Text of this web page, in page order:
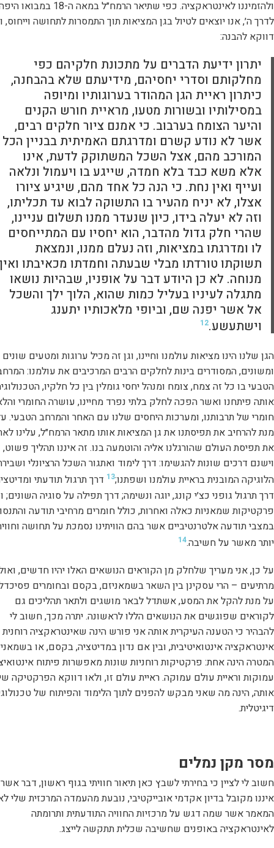
ולהזמיננו לאינטראקציה. כפי שתיאר הרמח״ל במאה ה-18 במבואו
לדרך ה׳, אנו יוצאים לטיול בגן המציאות תוך התמסרות לתחושה וייחוס,
דווקא להבנה:
יתרון ידיעת הדברים על מתכונת חלקיהם כפי
מחלקותם וסדרי יחסיהם, מידיעתם שלא בהבחנה,
כיתרון ראיית הגן המהודר בערוגותיו ומיופה
במסילותיו ובשורות מטעו, מראיית חורש הקנים
והיער הצומח בערבוב. כי אמנם ציור חלקים רבים,
אשר לא נודע קשרם ומדרגתם האמיתית בבניין הכל
המורכב מהם, אצל השכל המשתוקק לדעת, אינו
אלא משא כבד בלא חמדה, שייגע בו ויעמול ונלאה
ועייף ואין נחת. כי הנה כל אחד מהם, שיגיע ציורו
אצלו, לא יניח מהעיר בו התשוקה לבוא עד תכליתו,
וזה לא יעלה בידו, כיון שנעדר ממנו תשלום עניינו,
שהרי חלק גדול מהדבר, הוא יחסיו עם המתייחסים
לו ומדרגתו במציאות, וזה נעלם ממנו, ונמצאת
תשוקתו טורדתו מבלי שבעתה וחמדתו מכאיבתו ואין
מנוחה. לא כן היודע דבר על אופניו, שבהיות נושאו
מתגלה לעיניו בעליל כמות שהוא, הלוך ילך והשכל
אל אשר יפנה שם, וביופי מלאכותיו יתענג
וישתעשע.12
הגן שלנו הינו מציאות עולמנו וחיינו, וגן זה מכיל ערוגות ומטעים שונים
ומשונים, המסודרים בינות לחלקים הרבים המרכיבים את עולמנו:
הטבעי בו כל זה צמח, צומח ומנהל יחסי גומלין בין כל חלקיו,
אותה פיתחנו ואשר הפכה לחלק בלתי נפרד מחיינו, עושרה החומרי
חומרי של תרבותנו, ומערכות היחסים שלנו עם האחר והמרחב הטבעי.
מנת להרחיב את תפיסתנו את גן המציאות אותו מתאר הרמח״ל, עלינו
את תפיסת העולם שהורגלנו אליה והוטמעה בנו. זה איננו תהליך פשוט,
וישנם דרכים שונות להגשימו: דרך לימוד ואתגור השכל הרציונלי
הלוגיקה המובנית בראיית עולמנו ושפתנו;13 דרך תרגול תודעתי
דרך תרגול גופני כצ׳י קונג, יוגה ונשימה; דרך תפילה על סוגיה השונים;
פרקטיקות שמאניות כאלה ואחרות, כולל חומרים מרחיבי תודעה
במצבי תודעה אלטרנטיביים אשר בהם הוויתינו נסמכת על תחושה
יותר מאשר על חשיבה.14
על כן, אני מעריך שלחלק מן הקוראים הנושאים האלו יהיו חדשים,
מרתיעים – הרי עסקינן בין השאר בשמאניזם, בקסם ובחומרים
על מנת להקל את המסע, אשתדל לבאר מושגים ולתאר תהליכים גם
לקוראים שפוגשים את הנושאים הללו לראשונה. יתרה מכך, חשוב לי
להבהיר כי הטענה העיקרית אותה אני פורש הינה שאינטראקציה רוחנית
אינטראקציה אינטואיטיבית, ובין אם נדון במדיטציה, בקסם, או
המטרה הינה אחת: פרקטיקות רוחניות שונות מאפשרות פיתוח
עמוקות וראיית עולם עמוקה. ראיית עולם זו, ולאו דווקא הפרקטיקה
אותה, הינה מה שאני מבקש להפנים לתוך הלימוד והפיתוח של
דיגיטלית.
מסר מקן נמלים
חשוב לי לציין כי בחירתי לשבץ כאן תיאור חוויתי בגוף ראשון, דבר
איננו מקובל בדיון אקדמי אובייקטיבי, נובעת מהעמדה המרכזית שלי
המאמר אשר שמה דגש על מרכזיות החוויה התודעתית ותרומתה
לאינטראקציה באופנים שחשיבה שכלית תתקשה לייצג.